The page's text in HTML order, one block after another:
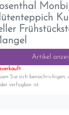
Artikel
Sie sich benachrichigen,
verfügbar ist.